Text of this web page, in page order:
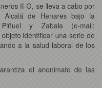
II-G, se lleva a cabo por
Alcalá de Henares bajo la
y Zabala (e-mail:
identificar una serie de
a la salud laboral de los
el anonimato de las